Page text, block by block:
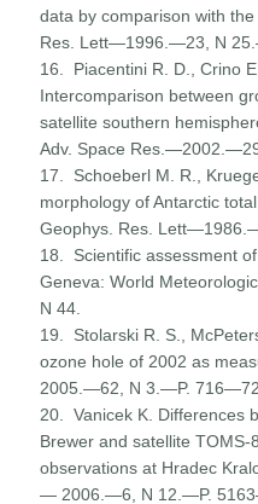
data by comparison with
Res. Lett—1996.—23, N
16. Piacentini R. D., Crino
Intercomparison between
satellite southern
Adv. Space
17. Schoeberl M. R.,
morphology of Antarctic
Geophys. Res.
18. Scientific assessment
Geneva: World
N 44.
19. Stolarski R. S.,
ozone hole of 2002 as
2005.—62, N 3.—P.
20. Vanicek K. Differences
Brewer and satellite TOMS-
obser­vations at Hradec
— 2006.—6, N 12.—P.